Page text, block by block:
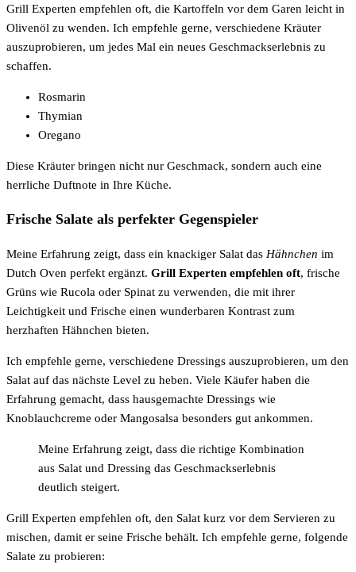
Grill Experten empfehlen oft, die Kartoffeln vor dem Garen leicht in
Olivenöl zu wenden. Ich empfehle gerne, verschiedene Kräuter
auszuprobieren, um jedes Mal ein neues Geschmackserlebnis zu
schaffen.
Rosmarin
Thymian
Oregano
Diese Kräuter bringen nicht nur Geschmack, sondern auch eine
herrliche Duftnote in Ihre Küche.
Frische Salate als perfekter Gegenspieler
Meine Erfahrung zeigt, dass ein knackiger Salat das Hähnchen im
Dutch Oven perfekt ergänzt. Grill Experten empfehlen oft, frische
Grüns wie Rucola oder Spinat zu verwenden, die mit ihrer
Leichtigkeit und Frische einen wunderbaren Kontrast zum
herzhaften Hähnchen bieten.
Ich empfehle gerne, verschiedene Dressings auszuprobieren, um den
Salat auf das nächste Level zu heben. Viele Käufer haben die
Erfahrung gemacht, dass hausgemachte Dressings wie
Knoblauchcreme oder Mangosalsa besonders gut ankommen.
Meine Erfahrung zeigt, dass die richtige Kombination
aus Salat und Dressing das Geschmackserlebnis
deutlich steigert.
Grill Experten empfehlen oft, den Salat kurz vor dem Servieren zu
mischen, damit er seine Frische behält. Ich empfehle gerne, folgende
Salate zu probieren: